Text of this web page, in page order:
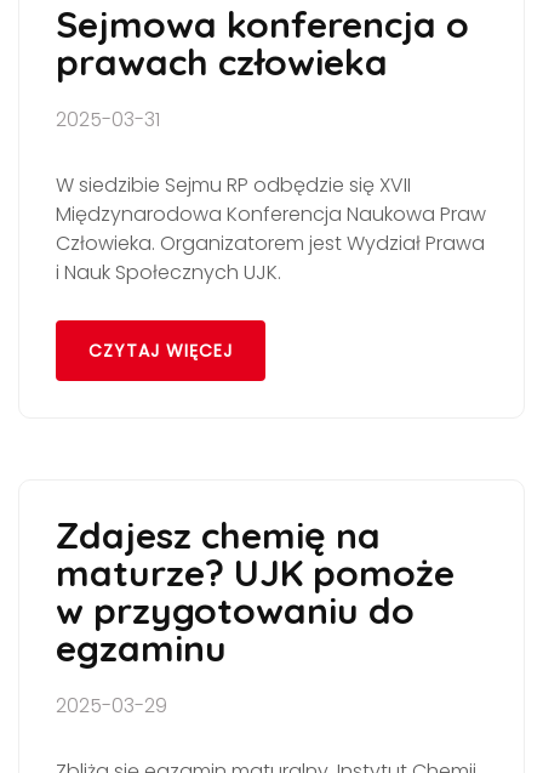
Sejmowa konferencja o
prawach człowieka
2025-03-31
W siedzibie Sejmu RP odbędzie się XVII
Międzynarodowa Konferencja Naukowa Praw
Człowieka. Organizatorem jest Wydział Prawa
i Nauk Społecznych UJK.
CZYTAJ WIĘCEJ
Zdajesz chemię na
maturze? UJK pomoże
w przygotowaniu do
egzaminu
2025-03-29